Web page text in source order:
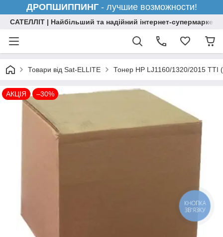
ДРОПШИППИНГ- лучшие возможности!
САТЕЛЛІТ | Найбільший та надійний інтернет-супермаркет
Товари від Sat-ELLITE Тонер HP LJ1160/1320/2015 TTI
АКЦІЯ –30%
КНОПКА
ЗВ'ЯЗКУ